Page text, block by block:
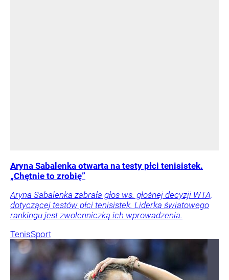
Aryna Sabalenka otwarta na testy płci tenisistek.
„Chętnie to zrobię”
Aryna Sabalenka zabrała głos ws. głośnej decyzji WTA,
dotyczącej testów płci tenisistek. Liderka światowego
rankingu jest zwolenniczką ich wprowadzenia.
TenisSport